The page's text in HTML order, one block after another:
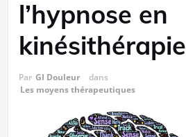
l’hypnose en
kinésithérapie
Par GI Douleur
dans
Les moyens thérapeutiques